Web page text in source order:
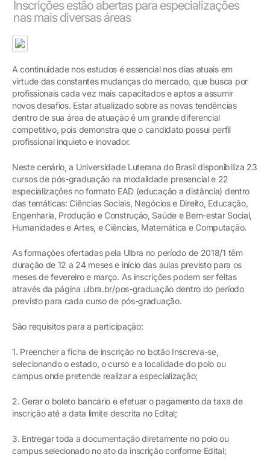
Inscrições estão abertas para especializações
nas mais diversas áreas
A continuidade nos estudos é essencial nos dias atuais em
virtude das constantes mudanças do mercado, que busca por
profissionais cada vez mais capacitados e aptos a assumir
novos desafios. Estar atualizado sobre as novas tendências
dentro de sua área de atuação é um grande diferencial
competitivo, pois demonstra que o candidato possui perfil
profissional inquieto e inovador.
Neste cenário, a Universidade Luterana do Brasil disponibiliza 23
cursos de pós-graduação na modalidade presencial e 22
especializações no formato EAD (educação a distância) dentro
das temáticas: Ciências Sociais, Negócios e Direito, Educação,
Engenharia, Produção e Construção, Saúde e Bem-estar Social,
Humanidades e Artes, e Ciências, Matemática e Computação.
As formações ofertadas pela Ulbra no período de 2018/1 têm
duração de 12 a 24 meses e início das aulas previsto para os
meses de fevereiro e março. As inscrições podem ser feitas
através da página ulbra.br/pos-graduação dentro do período
previsto para cada curso de pós-graduação.
São requisitos para a participação:
1. Preencher a ficha de inscrição no botão Inscreva-se,
selecionando o estado, o curso e a localidade do polo ou
campus onde pretende realizar a especialização;
2. Gerar o boleto bancário e efetuar o pagamento da taxa de
inscrição até a data limite descrita no Edital;
3. Entregar toda a documentação diretamente no polo ou
campus selecionado no ato da inscrição conforme Edital;